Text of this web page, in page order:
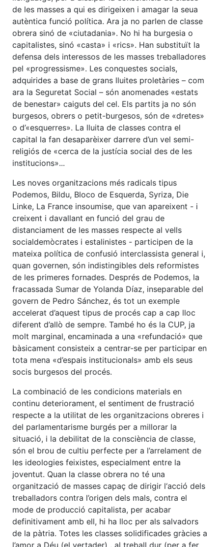
de les masses a qui es dirigeixen i amagar la seua
autèntica funció política. Ara ja no parlen de classe
obrera sinó de «ciutadania». No hi ha burgesia o
capitalistes, sinó «casta» i «rics». Han substituït la
defensa dels interessos de les masses treballadores
pel «progressisme». Les conquestes socials,
adquirides a base de grans lluites proletàries – com
ara la Seguretat Social – són anomenades «estats
de benestar» caiguts del cel. Els partits ja no són
burgesos, obrers o petit-burgesos, són de «dretes»
o d’«esquerres». La lluita de classes contra el
capital la fan desaparèixer darrere d’un vel semi-
religiós de «cerca de la justícia social des de les
institucions»...
Les noves organitzacions més radicals tipus
Podemos, Bildu, Bloco de Esquerda, Syriza, Die
Linke, La France insoumise, que van apareixent - i
creixent i davallant en funció del grau de
distanciament de les masses respecte al vells
socialdemòcrates i estalinistes - participen de la
mateixa política de confusió interclassista general i,
quan governen, són indistingibles dels reformistes
de les primeres fornades. Després de Podemos, la
fracassada Sumar de Yolanda Díaz, inseparable del
govern de Pedro Sánchez, és tot un exemple
accelerat d’aquest tipus de procés cap a cap lloc
diferent d’allò de sempre. També ho és la CUP, ja
molt marginal, encaminada a una «refundació» que
bàsicament consisteix a centrar-se per participar en
tota mena «d’espais institucionals» amb els seus
socis burgesos del procés.
La combinació de les condicions materials en
continu deteriorament, el sentiment de frustració
respecte a la utilitat de les organitzacions obreres i
del parlamentarisme burgés per a millorar la
situació, i la debilitat de la consciència de classe,
són el brou de cultiu perfecte per a l’arrelament de
les ideologies feixistes, especialment entre la
joventut. Quan la classe obrera no té una
organització de masses capaç de dirigir l‘acció dels
treballadors contra l’origen dels mals, contra el
mode de producció capitalista, per acabar
definitivament amb ell, hi ha lloc per als salvadors
de la pàtria. Totes les classes solidificades gràcies a
l’amor a Déu (el vertader) , al treball dur (per a fer